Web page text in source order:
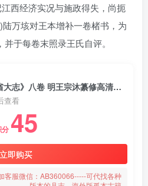
西经济实况与施政得失，尚扼
万垓对王本增补一卷楮书，为
于每卷末照录王氏自评。
江西省地方志《嘉靖江西省大志》八卷 明王宗沐纂修高清影印本下载
查看
45
立即购买
客服微信：AB360066-----可代找各种